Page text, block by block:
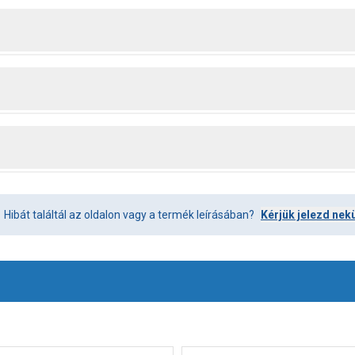
Hibát találtál az oldalon vagy a termék leírásában? Kérjük jelezd